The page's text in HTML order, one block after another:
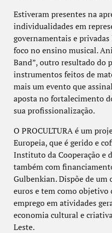
Estiveram presentes na
individualidades em
governamentais e privadas
foco no ensino musical.
Band”, outro resultado do
instrumentos feitos de
mais um evento que
aposta no fortalecimento
sua profissionalização.
O PROCULTURA é um
Europeia, que é gerido e
Instituto da Cooperação e
também com
Gulbenkian. Dispõe de um
euros e tem como
emprego em atividades
economia cultural e
Leste.